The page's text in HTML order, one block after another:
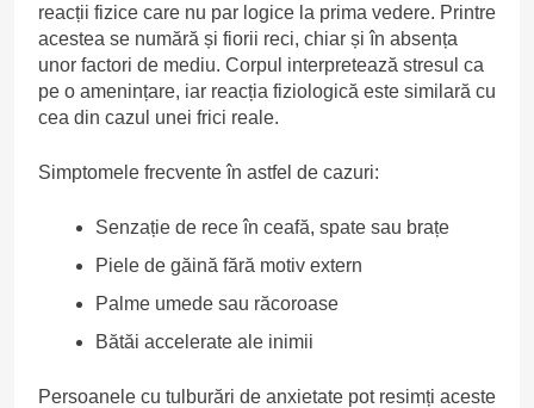
reacții fizice care nu par logice la prima vedere. Printre
acestea se numără și fiorii reci, chiar și în absența
unor factori de mediu. Corpul interpretează stresul ca
pe o amenințare, iar reacția fiziologică este similară cu
cea din cazul unei frici reale.
Simptomele frecvente în astfel de cazuri:
Senzație de rece în ceafă, spate sau brațe
Piele de găină fără motiv extern
Palme umede sau răcoroase
Bătăi accelerate ale inimii
Persoanele cu tulburări de anxietate pot resimți aceste